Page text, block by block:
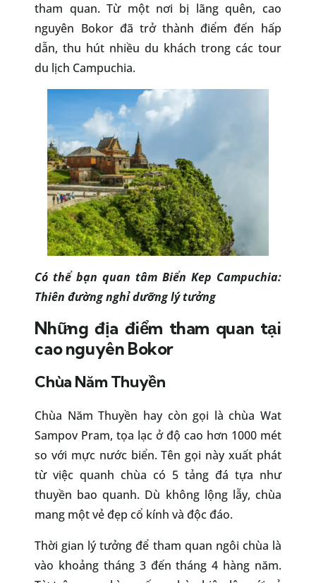
tham quan. Từ một nơi bị lãng quên, cao
nguyên Bokor đã trở thành điểm đến hấp
dẫn, thu hút nhiều du khách trong các tour
du lịch Campuchia.
Có thể bạn quan tâm Biển Kep Campuchia:
Thiên đường nghỉ dưỡng lý tưởng
Những địa điểm tham quan tại
cao nguyên Bokor
Chùa Năm Thuyền
Chùa Năm Thuyền hay còn gọi là chùa Wat
Sampov Pram, tọa lạc ở độ cao hơn 1000 mét
so với mực nước biển. Tên gọi này xuất phát
từ việc quanh chùa có 5 tảng đá tựa như
thuyền bao quanh. Dù không lộng lẫy, chùa
mang một vẻ đẹp cổ kính và độc đáo.
Thời gian lý tưởng để tham quan ngôi chùa là
vào khoảng tháng 3 đến tháng 4 hàng năm.